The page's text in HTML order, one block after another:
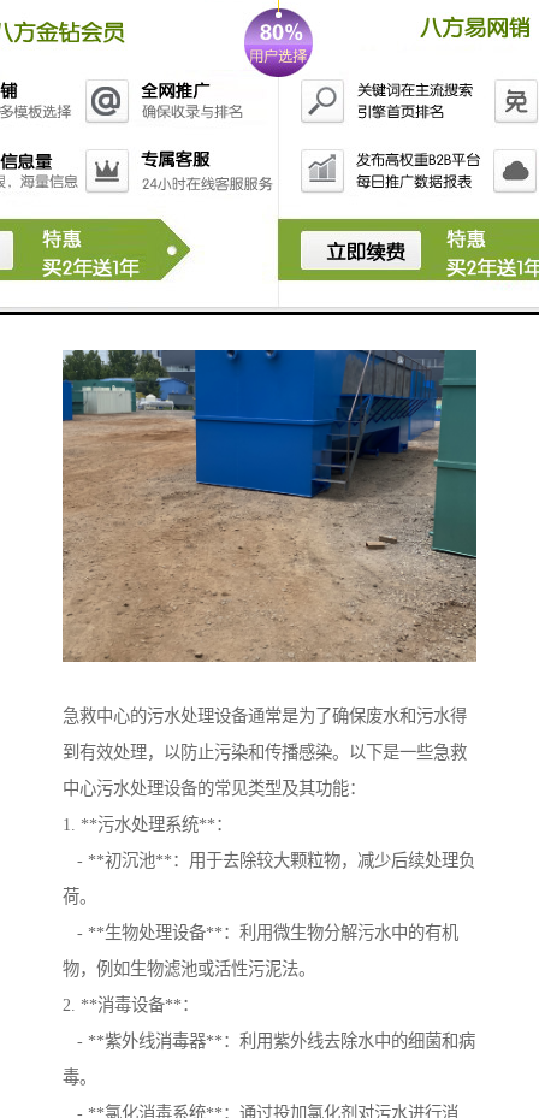
9. **热处理设备**：在某些情况下，可能需要采用热处
理方法来降解难以处理的有机物。
采用适当的污水处理设备可以有效地降低造纸厂废水对
保要求的提高，许多造纸厂也在探索新的污水处理技术
急救中心的污水处理设备通常是为了确保废水和污水得
到有效处理，以防止污染和传播感染。以下是一些急救
中心污水处理设备的常见类型及其功能：
1. **污水处理系统**：
- **初沉池**：用于去除较大颗粒物，减少后续处理负
荷。
- **生物处理设备**：利用微生物分解污水中的有机
物，例如生物滤池或活性污泥法。
2. **消毒设备**：
- **紫外线消毒器**：利用紫外线去除水中的细菌和病
毒。
- **氯化消毒系统**：通过投加氯化剂对污水进行消